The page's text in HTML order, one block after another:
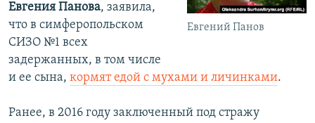
Евгений Панов
Евгения Панова, заявила,
что в симферопольском
СИЗО №1 всех
задержанных, в том числе
и ее сына, кормят едой с мухами и личинками.
Ранее, в 2016 году заключенный под стражу